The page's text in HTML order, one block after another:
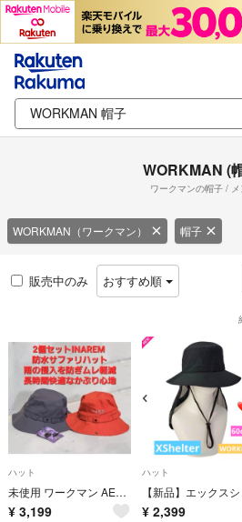
WORKMAN (
ワークマンの帽子 / メ
WORKMAN（ワークマン） 帽子
販売中のみ おすすめ順
ハット
未使用 ワークマン AEGIS INAREM 防水サファリハット 2個 エンジ チャコール 即発送
¥ 3,199
ハット
¥ 2,399